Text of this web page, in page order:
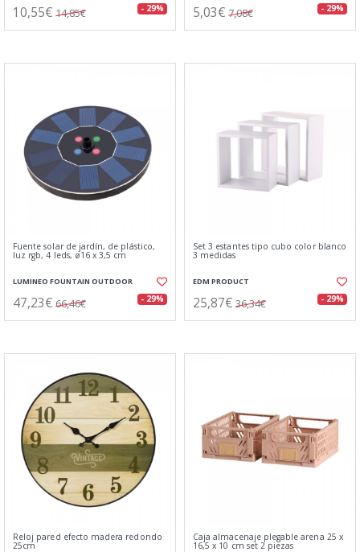
10,55€ 14,85€ - 29% 5,03€ 7,08€ - 29%
Fuente solar de jardín, de plástico,
luz rgb, 4 leds, ø16 x 3,5 cm
LUMINEO FOUNTAIN OUTDOOR
47,23€ 66,46€ - 29%
Set 3 estantes tipo cubo color blanco
3 medidas
EDM PRODUCT
25,87€ 36,34€ - 29%
Reloj pared efecto madera redondo
25cm
Caja almacenaje plegable arena 25 x
16,5 x 10 cm set 2 piezas